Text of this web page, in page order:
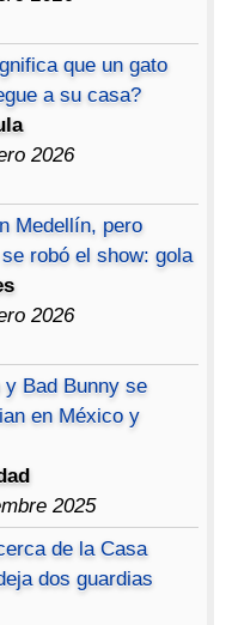
que un gato
a su casa?
2026
Medellín, pero
se robó el show: gola
2026
Bad Bunny se
en México y
2025
de la Casa
dos guardias